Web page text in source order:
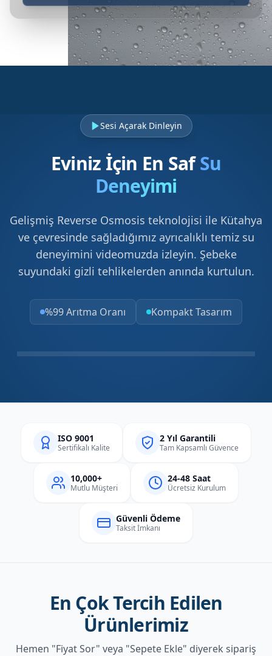
Sesi Açarak Dinleyin
Eviniz İçin En SafSu
Deneyimi
Gelişmiş Reverse Osmosis teknolojisi ile Kütahya
ve çevresinde sağladığımız ayrıcalıklı temiz su
deneyimini videomuzda izleyin. Şebeke
suyundaki gizli tehlikelerden anında kurtulun.
%99 Arıtma Oranı Kompakt Tasarım
ISO 9001
Sertifikalı Kalite
2 Yıl Garantili
Tam Kapsamlı Güvence
10,000+
Mutlu Müşteri
24-48 Saat
Ücretsiz Kurulum
Güvenli Ödeme
Taksit İmkanı
En Çok Tercih Edilen
Ürünlerimiz
Hemen "Fiyat Sor" veya "Sepete Ekle" diyerek sipariş